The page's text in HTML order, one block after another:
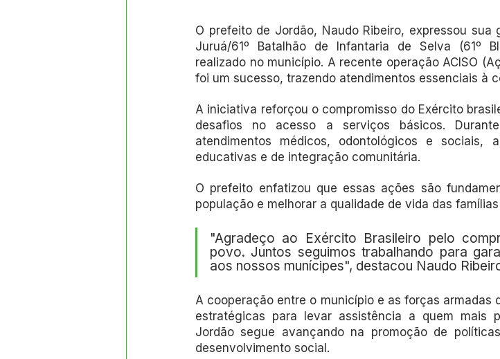
O prefeito de Jordão, Naudo Ribeiro, expressou sua
Juruá/61º Batalhão de Infantaria de Selva (61º
realizado no município. A recente operação ACISO
foi um sucesso, trazendo atendimentos essenciais à
A iniciativa reforçou o compromisso do Exército
desafios no acesso a serviços básicos.
atendimentos médicos, odontológicos e sociais,
educativas e de integração comunitária.
O prefeito enfatizou que essas ações são
população e melhorar a qualidade de vida das
"Agradeço ao Exército Brasileiro pelo
povo. Juntos seguimos trabalhando para
aos nossos munícipes", destacou Naudo
A cooperação entre o município e as forças armadas
estratégicas para levar assistência a quem mais
Jordão segue avançando na promoção de
desenvolvimento social.